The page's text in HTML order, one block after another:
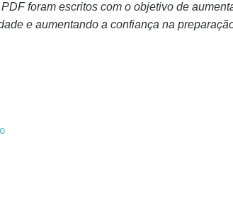
foram escritos com o objetivo de
e aumentando a confiança na